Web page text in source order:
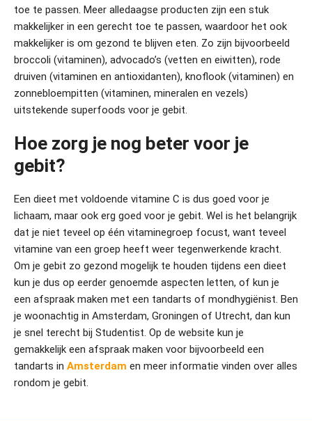
toe te passen. Meer alledaagse producten zijn een stuk
makkelijker in een gerecht toe te passen, waardoor het ook
makkelijker is om gezond te blijven eten. Zo zijn bijvoorbeeld
broccoli (vitaminen), advocado’s (vetten en eiwitten), rode
druiven (vitaminen en antioxidanten), knoflook (vitaminen) en
zonnebloempitten (vitaminen, mineralen en vezels)
uitstekende superfoods voor je gebit.
Hoe zorg je nog beter voor je
gebit?
Een dieet met voldoende vitamine C is dus goed voor je
lichaam, maar ook erg goed voor je gebit. Wel is het belangrijk
dat je niet teveel op één vitaminegroep focust, want teveel
vitamine van een groep heeft weer tegenwerkende kracht.
Om je gebit zo gezond mogelijk te houden tijdens een dieet
kun je dus op eerder genoemde aspecten letten, of kun je
een afspraak maken met een tandarts of mondhygiënist. Ben
je woonachtig in Amsterdam, Groningen of Utrecht, dan kun
je snel terecht bij Studentist. Op de website kun je
gemakkelijk een afspraak maken voor bijvoorbeeld een
tandarts in Amsterdam en meer informatie vinden over alles
rondom je gebit.